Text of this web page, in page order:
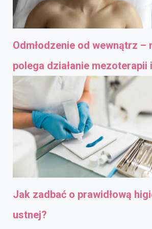
Odmłodzenie od wewnątrz –
polega działanie mezoterapii
Jak zadbać o prawidłową
ustnej?